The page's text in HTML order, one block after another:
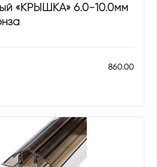
«КРЫШКА» 6.0-10.0мм
860.00